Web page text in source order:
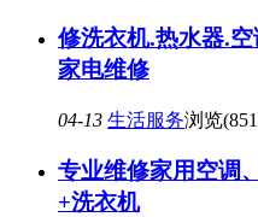
修洗衣机.热水器.
家电维修
04-13 生活服务浏览
专业维修家用空调
+洗衣机